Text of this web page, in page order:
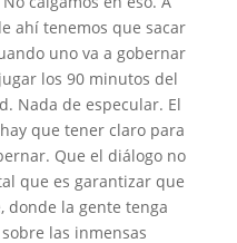
ahí tenemos que sacar
uno va a gobernar
los 90 minutos del
Nada de especular. El
que tener claro para
Que el diálogo no
que es garantizar que
donde la gente tenga
las inmensas